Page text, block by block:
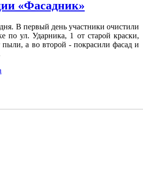
«Фасадник»
В первый день участники очистили
по ул. Ударника, 1 от старой краски,
а во второй - покрасили фасад и